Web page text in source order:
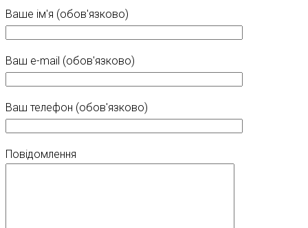
Ваше ім'я (обов'язково)
Ваш e-mail (обов'язково)
Ваш телефон (обов'язково)
Повідомлення